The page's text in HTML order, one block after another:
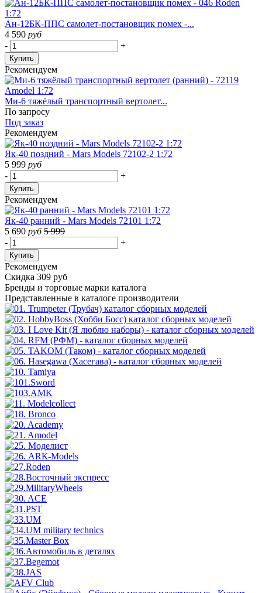
Ан-12БК-ППС самолет-постановщик помех -...
4 590 руб
-
+
Купить
Рекомендуем
Ми-6 тяжёлый транспортный вертолет...
По запросу
Под заказ
Рекомендуем
Як-40 поздний - Mars Models 72102-2 1:72
5 999 руб
-
+
Купить
Рекомендуем
Як-40 ранний - Mars Models 72101 1:72
5 690 руб 5 999
-
+
Купить
Рекомендуем
Скидка 309 руб
Бренды и торговые марки каталога
Представленные в каталоге производители